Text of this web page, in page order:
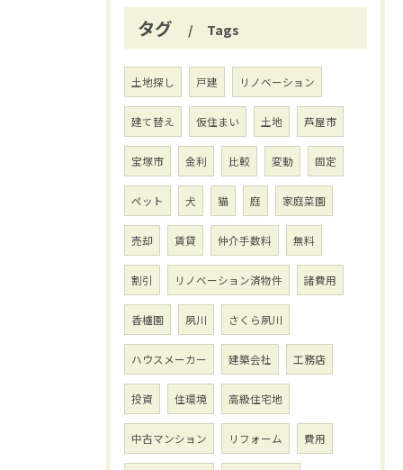
タグ Tags
土地探し 戸建 リノベーション
建て替え 仮住まい 土地 芦屋市
宝塚市 金利 比較 変動 固定
ペット 犬 猫 庭 家庭菜園
売却 賃貸 仲介手数料 無料
割引 リノベーション済物件 諸費用
香櫨園 夙川 さくら夙川
ハウスメーカー 建築会社 工務店
投資 住環境 高級住宅地
中古マンション リフォーム 費用